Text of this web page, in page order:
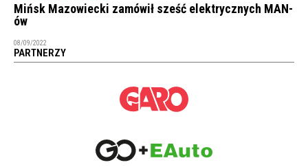
Mińsk Mazowiecki zamówił sześć elektrycznych MAN-
ów
08/09/2022
PARTNERZY